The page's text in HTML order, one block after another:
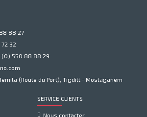
88 27
72 32
(0) 550 88 88 29
(Route du Port), Tigditt - Mostaganem
SERVICE CLIENTS
Nous contacter